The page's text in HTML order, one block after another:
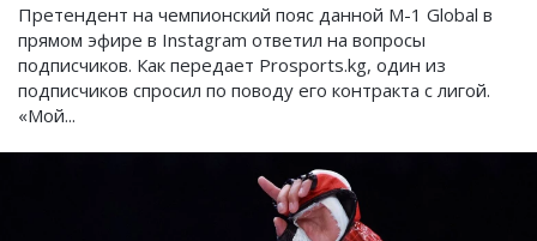
Претендент на чемпионский пояс данной M-1 Global в
прямом эфире в Instagram ответил на вопросы
подписчиков. Как передает Prosports.kg, один из
подписчиков спросил по поводу его контракта с лигой.
«Мой...